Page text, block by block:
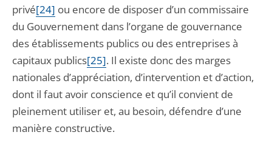
privé[24] ou encore de disposer d’un commissaire
du Gouvernement dans l’organe de gouvernance
des établissements publics ou des entreprises à
capitaux publics[25]. Il existe donc des marges
nationales d’appréciation, d’intervention et d’action,
dont il faut avoir conscience et qu’il convient de
pleinement utiliser et, au besoin, défendre d’une
manière constructive.